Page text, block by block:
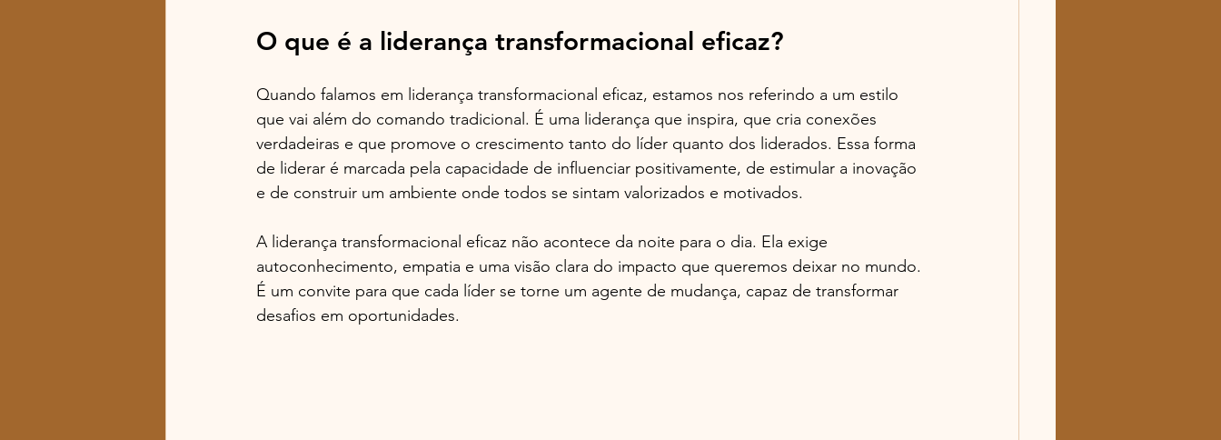
O que é a liderança transformacional eficaz?
Quando falamos em liderança transformacional eficaz, estamos nos referindo a um estilo
que vai além do comando tradicional. É uma liderança que inspira, que cria conexões
verdadeiras e que promove o crescimento tanto do líder quanto dos liderados. Essa forma
de liderar é marcada pela capacidade de influenciar positivamente, de estimular a inovação
e de construir um ambiente onde todos se sintam valorizados e motivados.
A liderança transformacional eficaz não acontece da noite para o dia. Ela exige
autoconhecimento, empatia e uma visão clara do impacto que queremos deixar no mundo.
É um convite para que cada líder se torne um agente de mudança, capaz de transformar
desafios em oportunidades.